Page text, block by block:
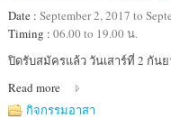
Date : September 2, 2017 to
Timing : 06.00 to 19.00 น.
Location
เขต
รักษา
ปิดรับสมัครแล้ว วันเสาร์ที่ 2 กัน
Read more
กิจกรรมอาสา